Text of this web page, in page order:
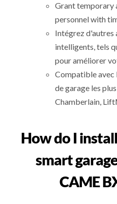
Grant temporary
personnel with
Intégrez d'autres
intelligents, tels
pour améliorer
Compatible avec
de garage les
Chamberlain,
How do I
smart
CAME